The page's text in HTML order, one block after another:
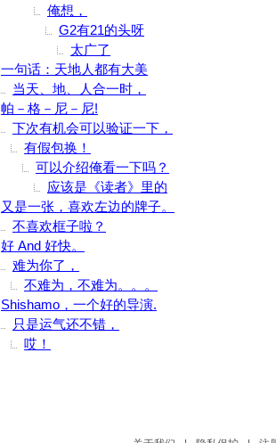
俺想，
G2有21的头呀
太广了
一句话：天地人都有大美
当天、地、人合一时，
帕－格－尼－尼!
下次有机会可以验证一下，
有假包换！
可以介绍俺看一下吗？
应该是《读者》里的
又是一张，喜欢左边的牌子。
不喜欢框子啦？
好 And 好快。
难为你了，
不难为，不难为。。。
Shishamo，一个好的导演.
只是运气还不错，
哎！